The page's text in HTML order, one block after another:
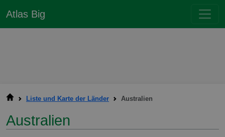
Atlas Big
Liste und Karte der Länder Australien
Australien